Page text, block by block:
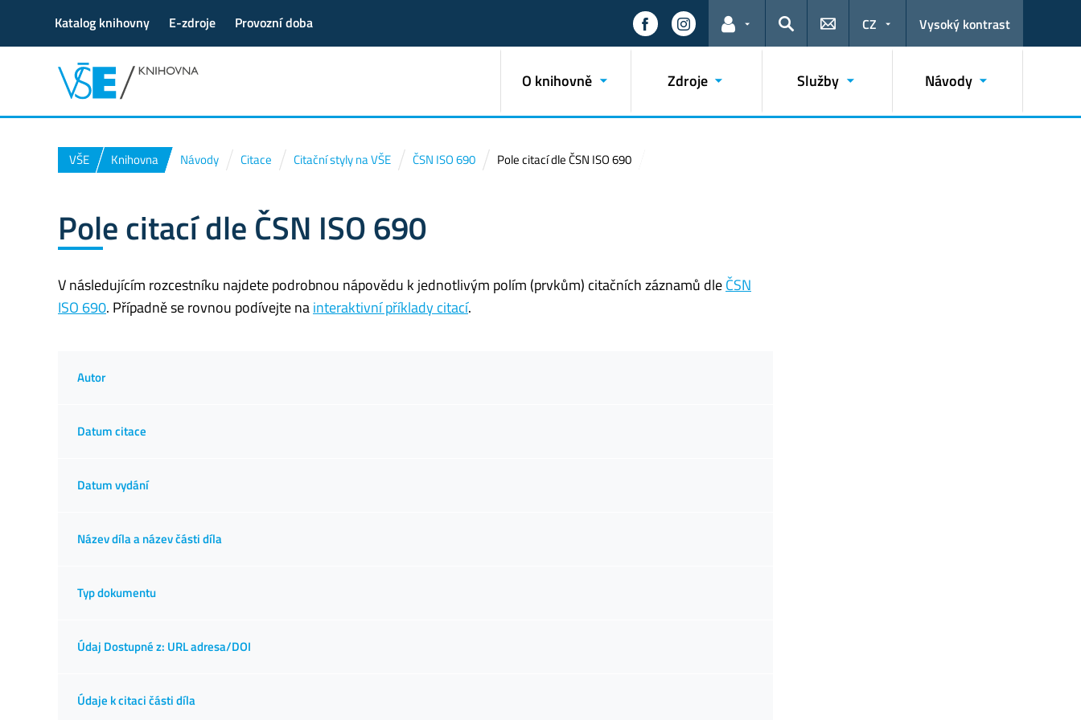
Katalog knihovny E-zdroje Provozní doba
Odkazy pro uživatele
Hledat
CZ Vysoký kontrast
O knihovně Zdroje Služby Návody
VŠE Knihovna Návody Citace Citační styly na VŠE ČSN ISO 690 Pole citací dle ČSN ISO 690
Pole citací dle ČSN ISO 690
V následujícím rozcestníku najdete podrobnou nápovědu k jednotlivým polím (prvkům) citačních záznamů dleČSN
ISO 690. Případně se rovnou podívejte nainteraktivní příklady citací.
Autor
Datum citace
Datum vydání
Název díla a název části díla
Typ dokumentu
Údaj Dostupné z: URL adresa/DOI
Údaje k citaci části díla